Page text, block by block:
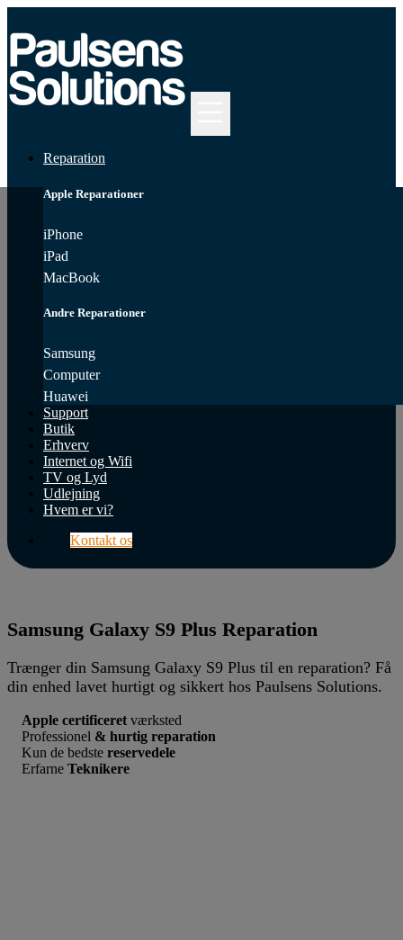
Reparation
Apple Reparationer
iPhone
iPad
MacBook
Andre Reparationer
Samsung
Computer
Huawei
Support
Butik
Erhverv
Internet og Wifi
TV og Lyd
Udlejning
Hvem er vi?
Kontakt os
Kontakt
iPhone
Reparation
Reparation
Samsung
Computer
Reparation
Reparation
Huawei
Reparation
Butik
Support
Erhverv
Internet
Wifi
Lyd
Hvem
er
Kontakt
os
Samsung Galaxy S9 Plus Reparation
Trænger din Samsung Galaxy S9 Plus til en reparation? Få
din enhed lavet hurtigt og sikkert hos Paulsens Solutions.
Apple certificeret værksted
Professionel & hurtig reparation
Kun de bedste reservedele
Erfarne Teknikere